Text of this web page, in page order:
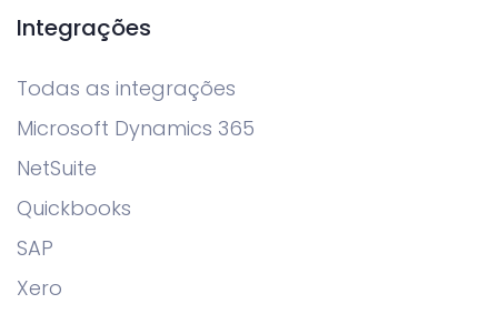
Integrações
Todas as integrações
Microsoft Dynamics 365
NetSuite
Quickbooks
SAP
Xero